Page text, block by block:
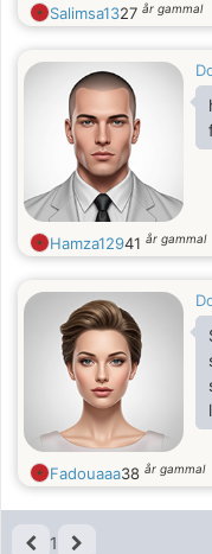
Salimsa1327 år gammal
Hamza12941 år gammal
Fadouaaa38 år gammal
1